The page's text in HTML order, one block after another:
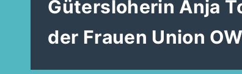
Gütersloherin Anja
der Frauen Union